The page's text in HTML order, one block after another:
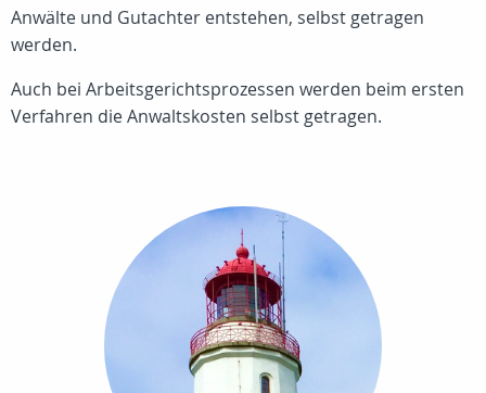
Anwälte und Gutachter entstehen, selbst getragen
werden.
Auch bei Arbeitsgerichtsprozessen werden beim ersten
Verfahren die Anwaltskosten selbst getragen.